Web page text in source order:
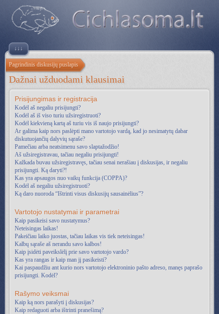
↓↓↓
Pagrindinis diskusijų puslapis
Dažnai užduodami klausimai
Prisijungimas ir registracija
Kodėl aš negaliu prisijungti?
Kodėl aš iš viso turiu užsiregistruoti?
Kodėl kiekvieną kartą aš turiu vis iš naujo prisijungti?
Ar galima kaip nors paslėpti mano vartotojo vardą, kad jo nesimatytų dabar
diskutuojančių dalyvių sąraše?
Pamečiau arba neatsimenu savo slaptažodžio!
Aš užsiregistravau, tačiau negaliu prisijungti!
Kažkada buvau užsiregistravęs, tačiau senai nerašiau į diskusijas, ir negaliu
prisijungti. Ką daryti?!
Kas yra apsaugos nuo vaikų funkcija (COPPA)?
Kodėl aš negaliu užsiregistruoti?
Ką daro nuoroda “Ištrinti visus diskusijų sausainėlius”?
Vartotojo nustatymai ir parametrai
Kaip pasikeisi savo nustatymus?
Neteisingas laikas!
Pakeičiau laiko juostas, tačiau laikas vis tiek neteisingas!
Kalbų sąraše aš nerandu savo kalbos!
Kaip įsidėti paveikslėlį prie savo vartotojo vardo?
Kas yra rangas ir kaip man jį pasikeisti?
Kai paspaudžiu ant kurio nors vartotojo elektroninio pašto adreso, manęs paprašo
prisijungti. Kodėl?
Rašymo veiksmai
Kaip ką nors parašyti į diskusijas?
Kaip redaguoti arba ištrinti pranešimą?